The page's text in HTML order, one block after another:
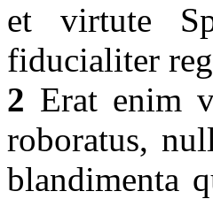
et virtute
fiducialiter
2 Erat enim
roboratus,
blandimenta